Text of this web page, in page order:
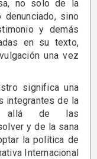
no solo de la
sino
y demás
en su texto,
una vez
significa una
integrantes de la
allá de las
y de la sana
la política de
Internacional